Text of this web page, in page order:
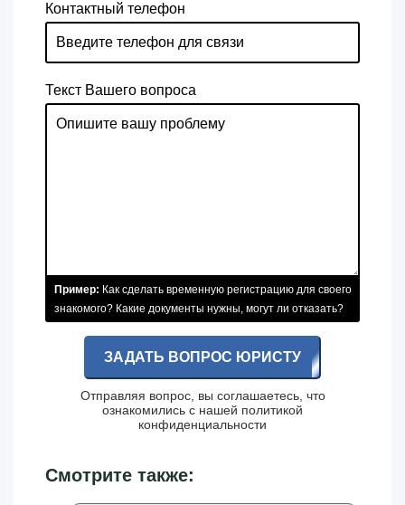
Контактный телефон
Текст Вашего вопроса
Пример: Как сделать временную регистрацию для своего
знакомого? Какие документы нужны, могут ли отказать?
ЗАДАТЬ ВОПРОС ЮРИСТУ
Отправляя вопрос, вы соглашаетесь, что
ознакомились с нашей политикой
конфиденциальности
Смотрите также: